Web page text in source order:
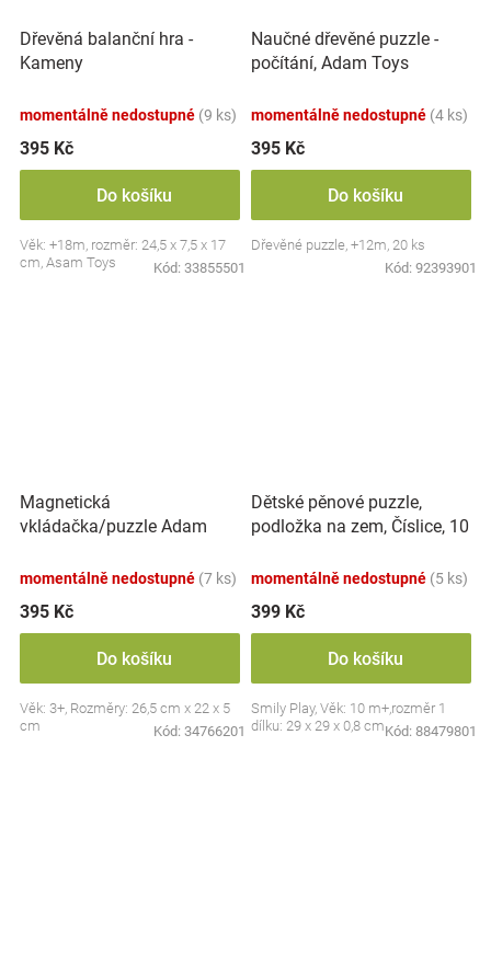
Dřevěná balanční hra -
Kameny
momentálně nedostupné (9 ks)
395 Kč
Do košíku
Věk: +18m, rozměr: 24,5 x 7,5 x 17
cm, Asam Toys
Kód: 33855501
Naučné dřevěné puzzle -
počítání, Adam Toys
momentálně nedostupné (4 ks)
395 Kč
Do košíku
Dřevěné puzzle, +12m, 20 ks
Kód: 92393901
Magnetická
vkládačka/puzzle Adam
momentálně nedostupné (7 ks)
395 Kč
Do košíku
Věk: 3+, Rozměry: 26,5 cm x 22 x 5
cm
Kód: 34766201
Dětské pěnové puzzle,
podložka na zem, Číslice, 10
momentálně nedostupné (5 ks)
399 Kč
Do košíku
Smily Play, Věk: 10 m+,rozměr 1
dílku: 29 x 29 x 0,8 cmKód: 88479801